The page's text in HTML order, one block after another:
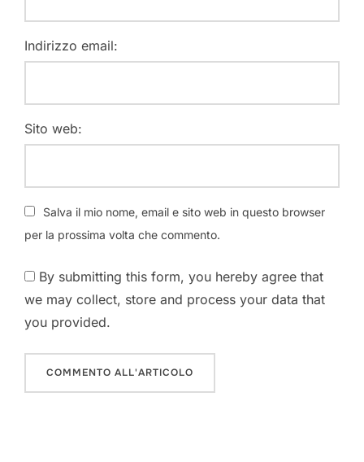
Indirizzo email:
Sito web:
Salva il mio nome, email e sito web in questo browser
per la prossima volta che commento.
By submitting this form, you hereby agree that
we may collect, store and process your data that
you provided.